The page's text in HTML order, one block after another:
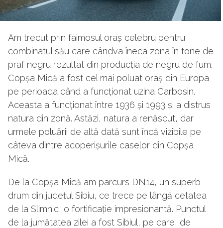
Am trecut prin faimosul oraș celebru pentru
combinatul său care cândva îneca zona în tone de
praf negru rezultat din producția de negru de fum.
Copșa Mică a fost cel mai poluat oraș din Europa
pe perioada când a funcționat uzina Carbosin.
Aceasta a funcționat între 1936 și 1993 și a distrus
natura din zonă. Astăzi, natura a renăscut, dar
urmele poluării de altă dată sunt încă vizibile pe
câteva dintre acoperișurile caselor din Copșa
Mică.
De la Copșa Mică am parcurs DN14, un superb
drum din județul Sibiu, ce trece pe lângă cetatea
de la Slimnic, o fortificație impresionantă. Punctul
de la jumătatea zilei a fost Sibiul, pe care, de